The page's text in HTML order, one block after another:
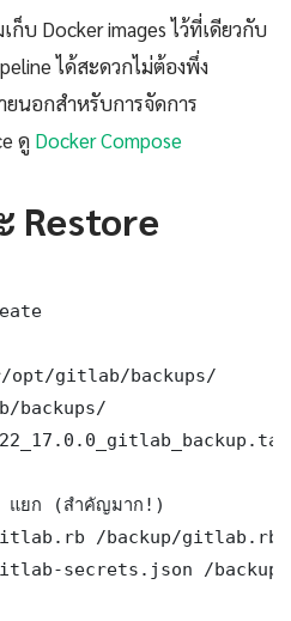
ก็บ Docker images ไว้ที่เดียวกับ
ได้สะดวกไม่ต้องพึ่ง
ยนอกสำหรับการจัดการ
ดู Docker Compose
Restore
opt/gitlab/backups/
ยก (สำคัญมาก!)
/backup/gitlab.rb
secrets.json /